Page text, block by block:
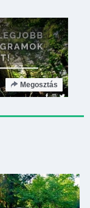
Megosztás